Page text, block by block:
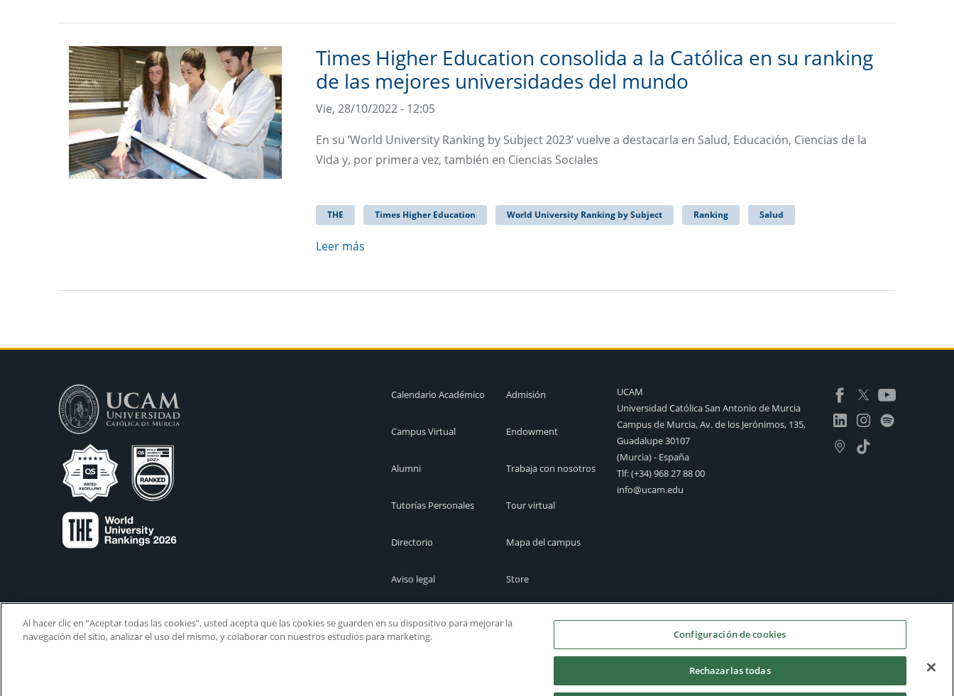
Times Higher Education consolida a la Católica en su ranking
de las mejores universidades del mundo
Vie, 28/10/2022 - 12:05
En su ‘World University Ranking by Subject 2023’ vuelve a destacarla en Salud, Educación, Ciencias de la
Vida y, por primera vez, también en Ciencias Sociales
THE Times Higher Education World University Ranking by Subject Ranking Salud
Leer más
Calendario Académico
Campus Virtual
Alumni
Tutorías Personales
Directorio
Aviso legal
Admisión
Endowment
Trabaja con nosotros
Tour virtual
Mapa del campus
Store
UCAM
Universidad Católica San Antonio de Murcia
Campus de Murcia, Av. de los Jerónimos, 135,
Guadalupe 30107
(Murcia) - España
Tlf:(+34) 968 27 88 00
info@ucam.edu
Al hacer clic en “Aceptar todas las cookies”, usted acepta que las cookies se guarden en su dispositivo para mejorar la
navegación del sitio, analizar el uso del mismo, y colaborar con nuestros estudios para marketing.
Configuración de cookies
Rechazarlas todas